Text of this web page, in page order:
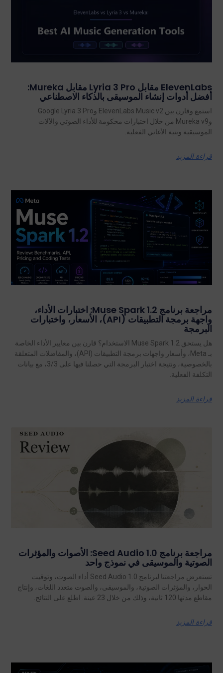
ElevenLabs مقابل Lyria 3 Pro مقابل Mureka:
أفضل أدوات إنشاء الموسيقى بالذكاء الاصطناعي
استمع وقارن بين ElevenLabs Music v2 وGoogle Lyria 3 Pro
وMureka v9 من خلال اختبارات محكومة للأداء الصوتي والآلات
الموسيقية وبنية الأغاني الفعلية.
قراءة المزيد
مراجعة برنامج Muse Spark 1.2: اختبارات الأداء،
واجهة برمجة التطبيقات (API)، الأسعار، واختبارات
البرمجة
هل يستحق Muse Spark 1.2 الاستخدام؟ قارن بين معايير الأداء الخاصة
بـ Meta، وأسعار واجهات برمجة التطبيقات (API)، والمفاضلات المتعلقة
بالخصوصية، ونتيجة اختبار البرمجة التي حصلنا فيها على 3/3، مع بيانات
التكلفة الفعلية.
قراءة المزيد
مراجعة برنامج Seed Audio 1.0: الأصوات والمؤثرات
الصوتية والموسيقى في نموذج واحد
تستعرض مراجعتنا لبرنامج Seed Audio 1.0 أداء الصوت، وتوقيت
الحوار، والمؤثرات الصوتية، والموسيقى، والصوت متعدد اللغات، وإنتاج
مقاطع مدتها 120 ثانية، وذلك من خلال 23 عينة. اطلع على النتائج.
قراءة المزيد